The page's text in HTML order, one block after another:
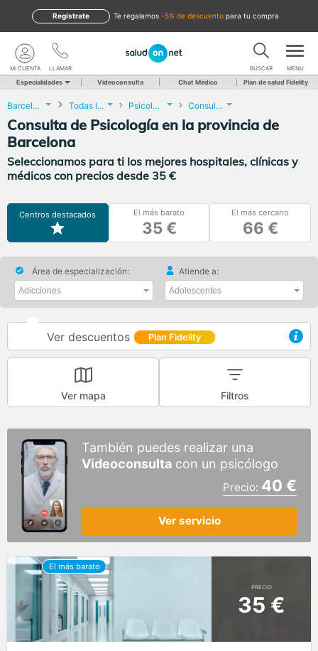
te regalamos -5% de descuento para tu compra
Regístrate
LLAMAR
MI CUENTA BUSCAR MENU
Especialidades Videoconsulta Chat Médico Plan de salud Fidelity
Barcelona Todas las localidades Psicología Consulta de Psicología
Consulta de Psicología en la provincia de
Barcelona
Seleccionamos para ti los mejores hospitales, clínicas y
médicos con precios desde 35 €
Centros destacados El más barato
35 €
El más cercano
66 €
Área de especialización: Atiende a:
Ver descuentos Plan Fidelity
Ver mapa Filtros
También puedes realizar una
Videoconsulta con un psicólogo
Precio: 40 €
Ver servicio
PRECIO
35 €